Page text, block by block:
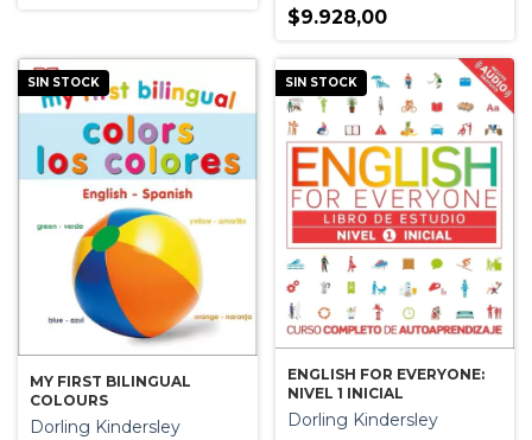
$9.928,00
SIN STOCK
MY FIRST BILINGUAL
COLOURS
Dorling Kindersley
SIN STOCK
ENGLISH FOR EVERYONE:
NIVEL 1 INICIAL
Dorling Kindersley